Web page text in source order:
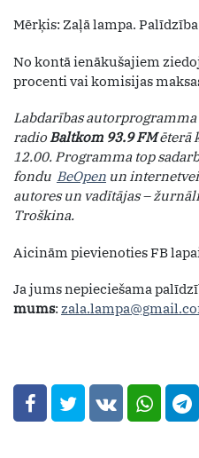
Mērķis: Zaļā lampa.
No kontā ienākušajiem
procenti vai komisijas
Labdarības autorprogramma
radioBaltkom 93.9 FMēterā
12.00. Programma top
fondu BeOpen un
autores un vadītājas –
Troškina.
Aicinām pievienoties FB
Ja jums nepieciešama
mums: